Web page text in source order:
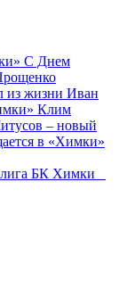
С Днем
из жизни Иван
Клим
– новый
в «Химки»
БК Химки